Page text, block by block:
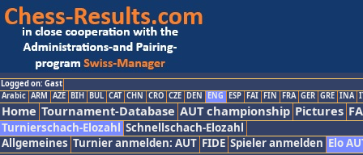
Logged on: Gast
Arabic ARM AZE BIH BUL CAT CHN CRO CZE DEN ENG ESP FAI FIN FRA GER GRE INA
Home Tournament-Database AUT championship Pictures
Turnierschach-Elozahl Schnellschach-Elozahl
Allgemeines Turnier anmelden: AUT FIDE Spieler anmelden Elo